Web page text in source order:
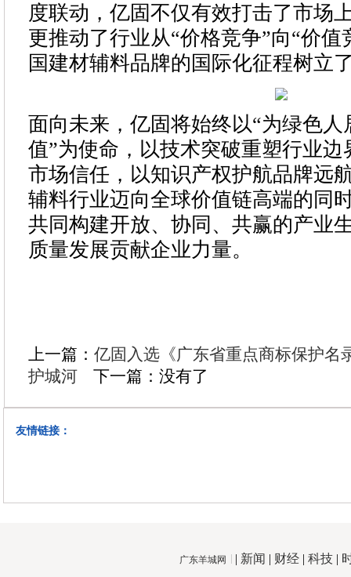
度联动，亿固不仅有效打击了市场
更推动了行业从“价格竞争”向“价值
国建材辅料品牌的国际化征程树立
面向未来，亿固将始终以“为绿色
值”为使命，以技术突破重塑行业
市场信任，以知识产权护航品牌远
辅料行业迈向全球价值链高端的同
共同构建开放、协同、共赢的产业
质量发展贡献企业力量。
上一篇： 亿固入选《广东省重点商标保护名
护城河
下一篇：没有了
友情链接：
广东羊城网 | 新闻 | 财经 | 科技 |